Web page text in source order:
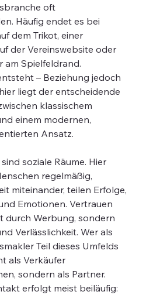
oft
Häufig endet es bei
dem Trikot, einer
der Vereinswebsite oder
am Spielfeldrand.
– Beziehung jedoch
liegt der entscheidende
klassischem
einem modernen,
Ansatz.
soziale Räume. Hier
regelmäßig,
miteinander, teilen Erfolge,
Emotionen. Vertrauen
durch Werbung, sondern
Verlässlichkeit. Wer als
Teil dieses Umfelds
als Verkäufer
sondern als Partner.
erfolgt meist beiläufig: